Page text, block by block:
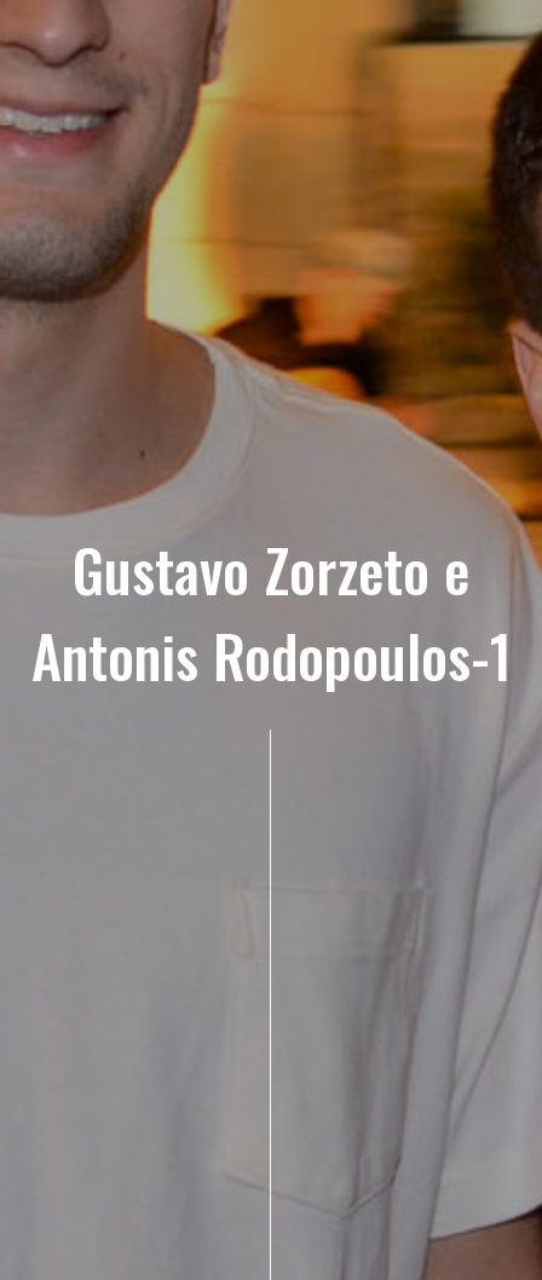
Gustavo Zorzeto e
Antonis Rodopoulos-1